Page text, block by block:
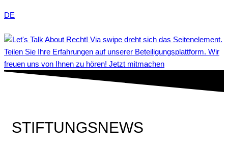
DE
Teilen Sie Ihre Erfahrungen auf unserer Beteiligungsplattform. Wir
freuen uns von Ihnen zu hören! Jetzt mitmachen
STIFTUNGSNEWS